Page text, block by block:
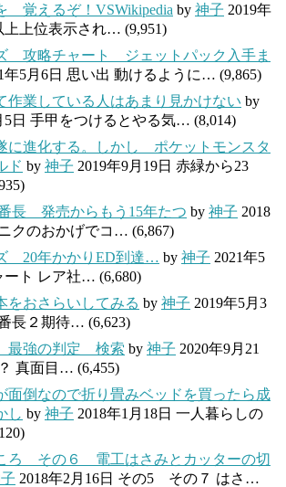
覚えるぞ！VSWikipedia by 神子 2019年
上上位表示され… (9,951)
攻略チャート ジェットパック入手ま
年5月6日 思い出 動けるように… (9,865)
作業している人はあまり見かけない by
日 手甲をつけるとやる気… (8,014)
に進化する。しかし ポケットモンスタ
ド by 神子 2019年9月19日 赤緑から23
番長 発売からもう15年たつ by 神子 2018
クのおかげでコ… (6,867)
20年かかりED到達… by 神子 2021年5
ート レア社… (6,680)
をおさらいしてみる by 神子 2019年5月3
長２期待… (6,623)
強の判定 検索 by 神子 2020年9月21
真面目… (6,455)
面倒なので折り畳みベッドを買ったら成
し by 神子 2018年1月18日 一人暮らしの
ろ その６ 電工はさみとカッターの切
2018年2月16日 その5 その７ はさ…